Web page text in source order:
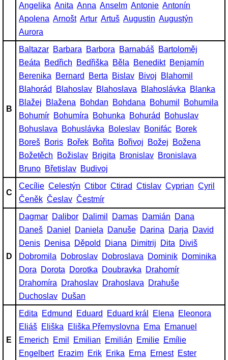
Angelika Anita Anna Anselm Antonie Antonín
Apolena Arnošt Artur Artuš Augustin Augustýn
Aurora
B
Baltazar Barbara Barbora Barnabáš Bartoloměj
Beáta
Bedřich Bedřiška Běla Benedikt Benjamín
Berenika
Bernard Berta Bislav Bivoj
Blahomil
Blahorád
Blahoslav Blahoslava Blahoslávka
Blanka
Blažej
Blažena Bohdan Bohdana Bohumil
Bohumila
Bohumír Bohumíra Bohunka Bohurád
Bohuslav
Bohuslava
Bohuslávka Boleslav Bonifác Borek
Boreš Boris Bořek Bořita Bořivoj Božej
Božena
Božetěch
Božislav Brigita Bronislav Bronislava
Bruno Břetislav Budivoj
C
Cecílie Celestýn Ctibor Ctirad Ctislav Cyprian Cyril
Čeněk Česlav Čestmír
D
Dagmar Dalibor Dalimil Damas Damián
Dana
Daneš Daniel Daniela Danuše Darina Darja
David
Denis Denisa Děpold Diana Dimitrij Dita
Diviš
Dobromila
Dobroslav Dobroslava Dominik Dominika
Dora
Dorota Dorotka Doubravka
Drahomír
Drahomíra
Drahoslav Drahoslava
Drahuše
Duchoslav Dušan
E
Edita Edmund Eduard Eduard král Elena
Eleonora
Eliáš Eliška Eliška Přemyslovna Ema
Emanuel
Emerich
Emil Emilian Emilián Emilie Emílie
Engelbert Erazim Erik Erika Erna Ernest Ester